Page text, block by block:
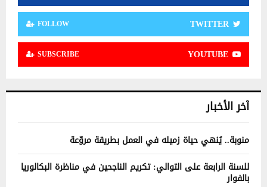
TWITTER
FOLLOW
YOUTUBE
SUBSCRIBE
آخر الأخبار
منوبة.. يُنهي حياة زميله في العمل بطريقة مروّعة
للسنة الرابعة على التوالي: تكريم الناجحين في مناظرة البكالوريا
بالفوار